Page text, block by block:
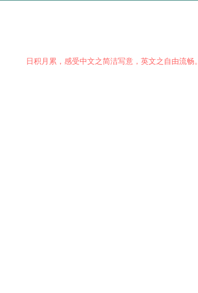
日积月累，感受中文之简洁写意，英文之自由流畅。